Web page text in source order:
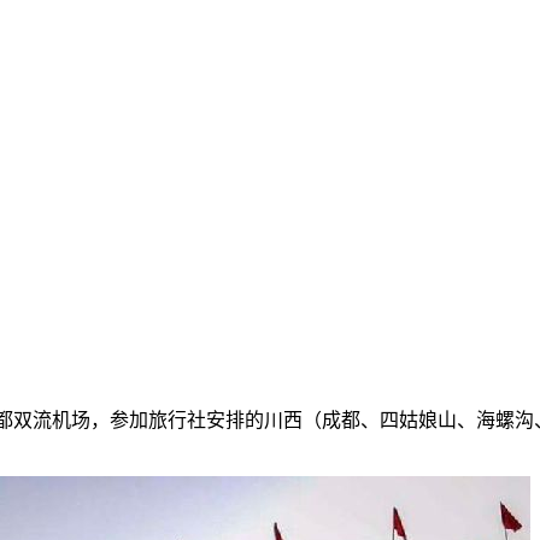
双流机场，参加旅行社安排的川西（成都、四姑娘山、海螺